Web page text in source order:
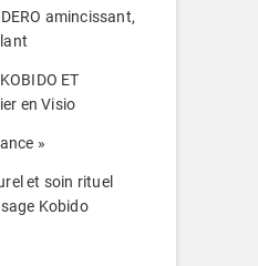
amincissant,
ET
en Visio
»
et soin rituel
Kobido